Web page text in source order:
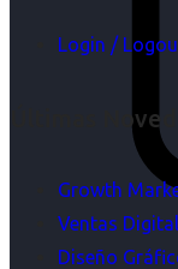
Login /
Últimas
Growth
Ventas
Diseño